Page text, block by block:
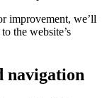
improvement, we’ll
the website’s
navigation